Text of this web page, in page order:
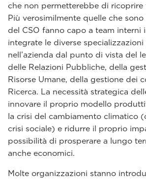
che non permetterebbe di
Più verosimilmente quelle che
del CSO fanno capo a team interni
integrate le diverse
nell’azienda dal punto di vista del
delle Relazioni Pubbliche, della
Risorse Umane, della gestione dei
Ricerca. La necessità strategica
innovare il proprio modello
la crisi del cambiamento climatico
crisi sociale) e ridurre il proprio
possibilità di prosperare a lungo
anche economici.
Molte organizzazioni stanno